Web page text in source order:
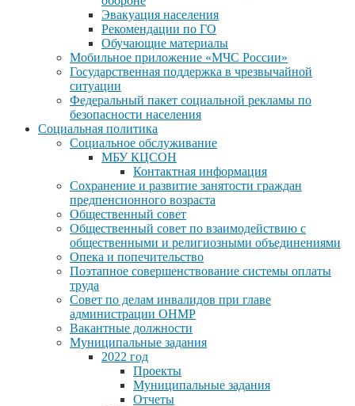
Эвакуация населения
Рекомендации по ГО
Обучающие материалы
Мобильное приложение «МЧС России»
Государственная поддержка в чрезвычайной
ситуации
Федеральный пакет социальной рекламы по
безопасности населения
Социальная политика
Социальное обслуживание
МБУ КЦСОН
Контактная информация
Сохранение и развитие занятости граждан
предпенсионного возраста
Общественный совет
Общественный совет по взаимодействию с
общественными и религиозными объединениями
Опека и попечительство
Поэтапное совершенствование системы оплаты
труда
Совет по делам инвалидов при главе
администрации ОНМР
Вакантные должности
Муниципальные задания
2022 год
Проекты
Муниципальные задания
Отчеты